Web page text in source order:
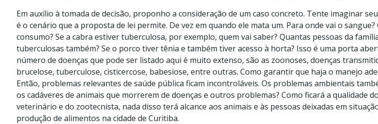
Em auxílio à tomada de decisão, proponho a consideração de um caso concreto. Tente imaginar
é o cenário que a proposta de lei permite. De vez em quando ele mata um. Para onde vai o
consumo? Se a cabra estiver tuberculosa, por exemplo, quem vai saber? Quantas pessoas da
tuberculosas também? Se o porco tiver tênia e também tiver acesso à horta? Isso é uma porta
número de doenças que pode ser listado aqui é muito extenso, são as zoonoses, doenças
brucelose, tuberculose, cisticercose, babesiose, entre outras. Como garantir que haja o manejo
Então, problemas relevantes de saúde pública ficam incontroláveis. Os problemas ambientais
os cadáveres de animais que morrerem de doenças e outros problemas? Como ficará a qualidade
veterinário e do zootecnista, nada disso terá alcance aos animais e às pessoas deixadas em
produção de alimentos na cidade de Curitiba.